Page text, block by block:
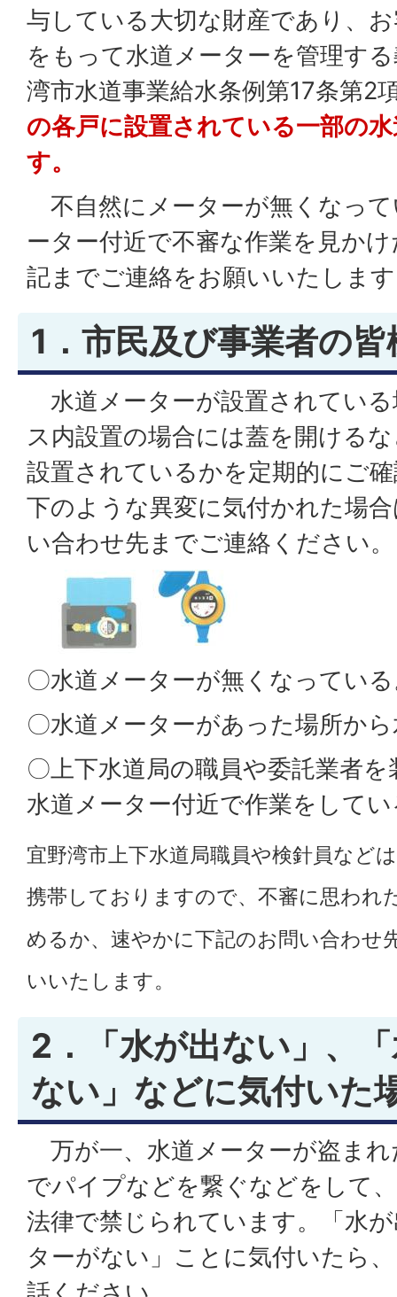
与している大切な財産であり、
をもって水道メーターを管理す
湾市水道事業給水条例第17条第2
の各戸に設置されている一部の
す。
不自然にメーターが無くなっ
ーター付近で不審な作業を見か
記までご連絡をお願いいたしま
1．市民及び事業者の
水道メーターが設置されてい
ス内設置の場合には蓋を開ける
設置されているかを定期的にご
下のような異変に気付かれた場
い合わせ先までご連絡ください。
〇水道メーターが無くなってい
〇水道メーターがあった場所か
〇上下水道局の職員や委託業者
水道メーター付近で作業をして
宜野湾市上下水道局職員や検針員など
携帯しておりますので、不審に思われ
めるか、速やかに下記のお問い合わせ
いいたします。
2．「水が出ない」、
ない」などに気付いた
万が一、水道メーターが盗ま
でパイプなどを繋ぐなどをして
法律で禁じられています。「水
ターがない」ことに気付いたら